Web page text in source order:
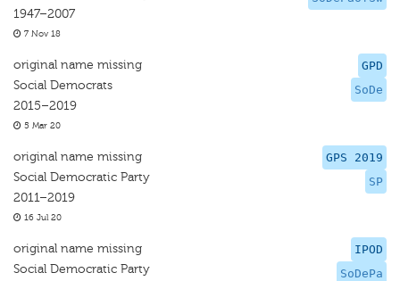
1947–2007
7 Nov 18
GPD
SoDe
original name missing
Social Democrats
2015–2019
5 Mar 20
GPS 2019
SP
original name missing
Social Democratic Party
2011–2019
16 Jul 20
IPOD
SoDePa
original name missing
Social Democratic Party